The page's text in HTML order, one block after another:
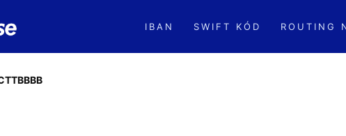
IBAN SWIFT KÓD ROUTING